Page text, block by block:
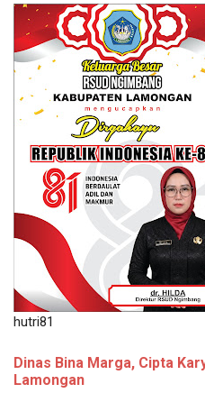
hutri81
Dinas Bina Marga, Cipta
Lamongan